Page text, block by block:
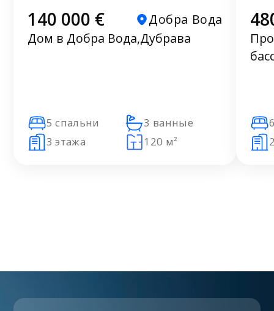
140 000 €
Добра Вода
Дом в Добра Вода,Дубрава
5 спальни
3 ванные
3 этажа
120 м²